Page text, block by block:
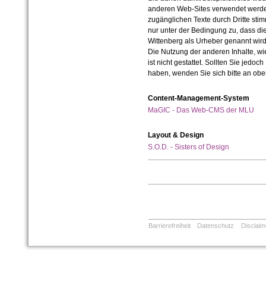
anderen Web-Sites verwendet
zugänglichen Texte durch Dritte
nur unter der Bedingung zu, dass
Wittenberg als Urheber genannt
Die Nutzung der anderen Inhalte,
ist nicht gestattet. Sollten Sie
haben, wenden Sie sich bitte an
Content-Management-System
MaGIC - Das Web-CMS der MLU
Layout & Design
S.O.D. - Sisters of Design
Barrierefreiheit Datenschutz